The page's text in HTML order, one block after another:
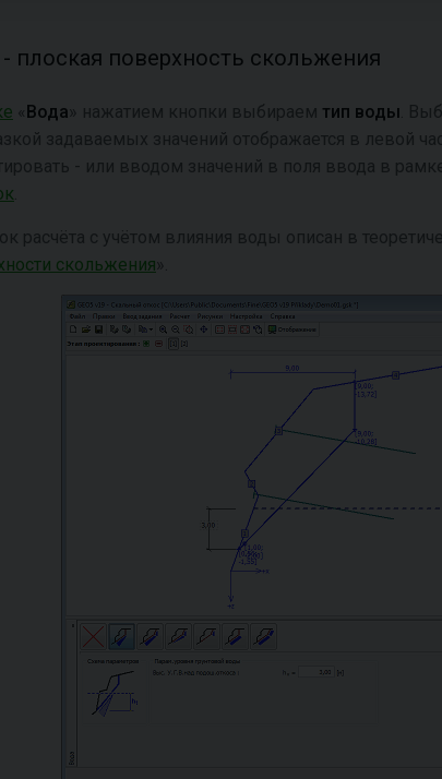
плоская поверхность скольжения
« Вода » нажатием кнопки выбираем тип воды .
задаваемых значений отображается в левой
- или вводом значений в поля ввода в
расчёта с учётом влияния воды описан в
скольжения ».